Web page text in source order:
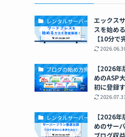
レンタルサーバー
エックス
スを始め
【10分で
ブログの始め方完全ガイド
【2026
めのASP
初に登録
2026.07.31
レンタルサーバー
【2026
めのサー
ブログ収